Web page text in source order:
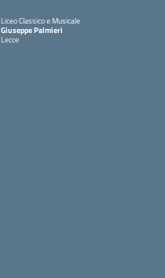
Liceo Classico e Musicale
Giuseppe Palmieri
Lecce